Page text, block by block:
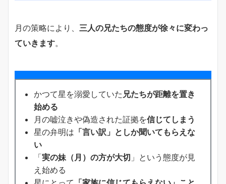
月の策略により、 三人の兄たちの態度が徐々に変わっ
ていきます。
かつて星を溺愛していた 兄たちが距離を置き
始める
月の嘘泣きや偽造された証拠を信じてしまう
星の弁明は 「言い訳」としか聞いてもらえな
い
「実の妹（月）の方が大切 」という態度が見
え始める